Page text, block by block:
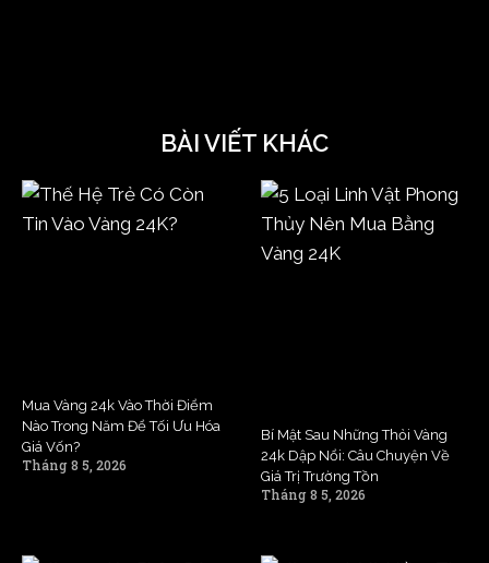
BÀI VIẾT KHÁC
Mua Vàng 24k Vào Thời Điểm
Nào Trong Năm Để Tối Ưu Hóa
Giá Vốn?
Tháng 8 5, 2026
Bí Mật Sau Những Thỏi Vàng
24k Dập Nổi: Câu Chuyện Về
Giá Trị Trường Tồn
Tháng 8 5, 2026